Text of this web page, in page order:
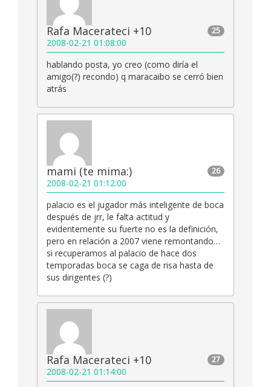
25
Rafa Macerateci +10
2008-02-21 01:08:00
hablando posta, yo creo (como diría el
amigo(?) recondo) q maracaibo se cerró bien
atrás
26
mami (te mima:)
2008-02-21 01:12:00
palacio es el jugador más inteligente de boca
después de jrr, le falta actitud y
evidentemente su fuerte no es la definición,
pero en relación a 2007 viene remontando…
si recuperamos al palacio de hace dos
temporadas boca se caga de risa hasta de
sus dirigentes (?)
27
Rafa Macerateci +10
2008-02-21 01:14:00